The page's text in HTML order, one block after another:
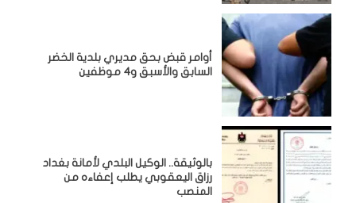
أوامر قبض بحق مديري بلدية الخضر
السابق والأسبق و4 موظفين
بالوثيقة.. الوكيل البلدي لأمانة بغداد
رزاق اليعقوبي يطلب إعفاءه من
المنصب